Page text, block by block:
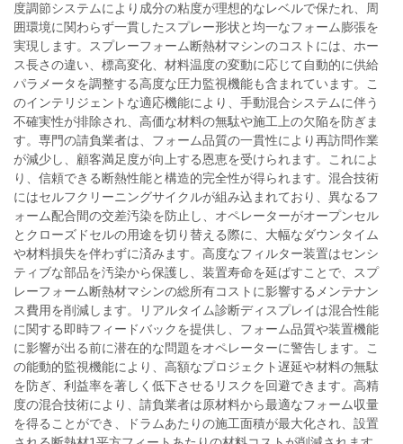
度調節システムにより成分の粘度が理想的なレベルで保たれ、周
囲環境に関わらず一貫したスプレー形状と均一なフォーム膨張を
実現します。スプレーフォーム断熱材マシンのコストには、ホー
ス長さの違い、標高変化、材料温度の変動に応じて自動的に供給
パラメータを調整する高度な圧力監視機能も含まれています。こ
のインテリジェントな適応機能により、手動混合システムに伴う
不確実性が排除され、高価な材料の無駄や施工上の欠陥を防ぎま
す。専門の請負業者は、フォーム品質の一貫性により再訪問作業
が減少し、顧客満足度が向上する恩恵を受けられます。これによ
り、信頼できる断熱性能と構造的完全性が得られます。混合技術
にはセルフクリーニングサイクルが組み込まれており、異なるフ
ォーム配合間の交差汚染を防止し、オペレーターがオープンセル
とクローズドセルの用途を切り替える際に、大幅なダウンタイム
や材料損失を伴わずに済みます。高度なフィルター装置はセンシ
ティブな部品を汚染から保護し、装置寿命を延ばすことで、スプ
レーフォーム断熱材マシンの総所有コストに影響するメンテナン
ス費用を削減します。リアルタイム診断ディスプレイは混合性能
に関する即時フィードバックを提供し、フォーム品質や装置機能
に影響が出る前に潜在的な問題をオペレーターに警告します。こ
の能動的監視機能により、高額なプロジェクト遅延や材料の無駄
を防ぎ、利益率を著しく低下させるリスクを回避できます。高精
度の混合技術により、請負業者は原材料から最適なフォーム収量
を得ることができ、ドラムあたりの施工面積が最大化され、設置